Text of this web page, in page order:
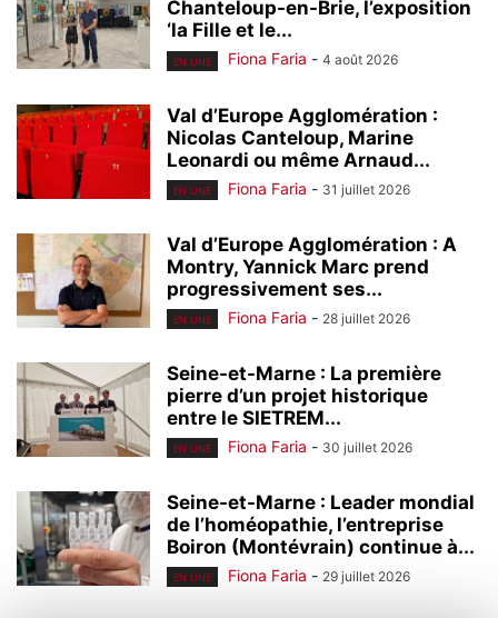
Chanteloup-en-Brie, l’exposition
‘la Fille et le...
EN UNE Fiona Faria - 4 août 2026
Val d’Europe Agglomération :
Nicolas Canteloup, Marine
Leonardi ou même Arnaud...
EN UNE Fiona Faria - 31 juillet 2026
Val d’Europe Agglomération : A
Montry, Yannick Marc prend
progressivement ses...
EN UNE Fiona Faria - 28 juillet 2026
Seine-et-Marne : La première
pierre d’un projet historique
entre le SIETREM...
EN UNE Fiona Faria - 30 juillet 2026
Seine-et-Marne : Leader mondial
de l’homéopathie, l’entreprise
Boiron (Montévrain) continue à...
EN UNE Fiona Faria - 29 juillet 2026